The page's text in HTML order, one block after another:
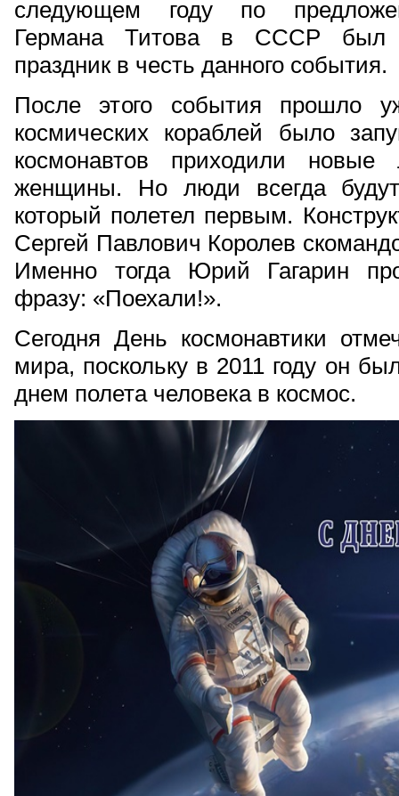
следующем году по
Германа Титова в СССР был
праздник в честь данного события.
После этого события прошло
космических кораблей было
космонавтов приходили
женщины. Но люди всегда
который полетел первым.
Сергей Павлович Королев
Именно тогда Юрий Гагарин
фразу: «Поехали!».
Сегодня День космонавтики
мира, поскольку в 2011 году он
днем полета человека в космос.